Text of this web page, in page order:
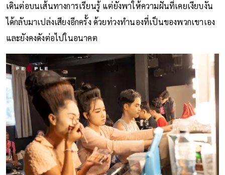
เดินต่อบนเส้นทางการเรียนรู้ แต่ยังพาให้ความฝันที่เคยเงียบงัน
ได้กลับมาเปล่งเสียงอีกครั้ง ด้วยท่วงทำนองที่เป็นของพวกเขาเอง
และยังคงดังต่อไปในอนาคต